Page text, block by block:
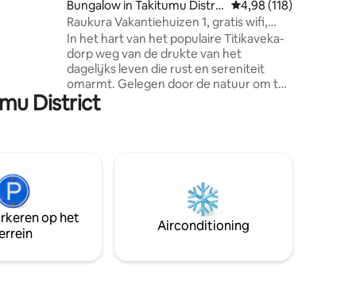
Bungalow in Takitumu Distric
t
Gemiddelde
4,98 (118)
Raukura Vakantiehuizen 1, gratis wifi,
airco
In het hart van het populaire Titikaveka-
dorp weg van de drukte van het
dagelijks leven die rust en sereniteit
omarmt. Gelegen door de natuur om te
verkennen en te waarderen en
gemakkelijke toegang tot het strand van
zoek bent naar een volledige actie-
accommodatie, dan is dit niets voor jou.
Geniet van de reis en maak het je eigen.
Lees andere informatie om op te
District
op het
Airconditioning